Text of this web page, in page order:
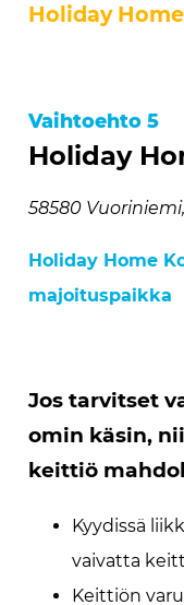
Holiday
Vaihtoehto 5
Holiday
58580
Holiday Home
majoituspaikka
Jos tarvitset
omin käsin,
keittiö
Kyydissä
vaivatta
Keittiön